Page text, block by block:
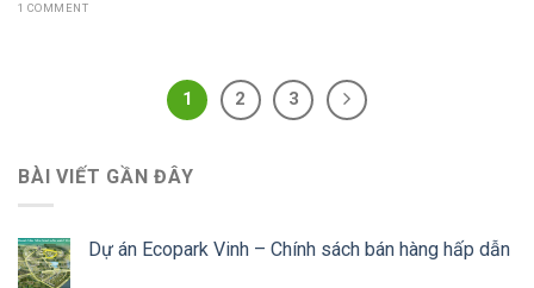
1 COMMENT
1 2 3
BÀI VIẾT GẦN ĐÂY
Dự án Ecopark Vinh – Chính sách bán hàng hấp dẫn